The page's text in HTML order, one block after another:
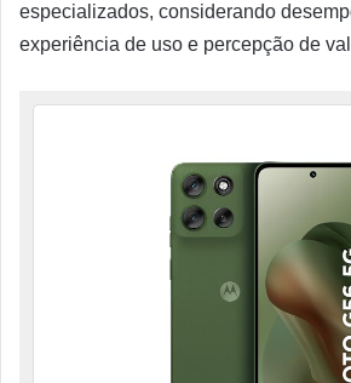
especializados, considerando
experiência de uso e percepção de